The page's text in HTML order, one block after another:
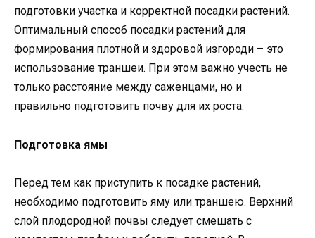
подготовки участка и корректной посадки растений.
Оптимальный способ посадки растений для
формирования плотной и здоровой изгороди – это
использование траншеи. При этом важно учесть не
только расстояние между саженцами, но и
правильно подготовить почву для их роста.
Подготовка ямы
Перед тем как приступить к посадке растений,
необходимо подготовить яму или траншею. Верхний
слой плодородной почвы следует смешать с